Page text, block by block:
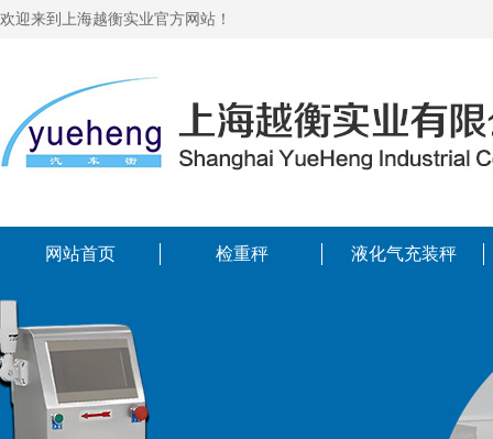
欢迎来到上海越衡实业官方网站！
网站首页 检重秤 液化气充装秤